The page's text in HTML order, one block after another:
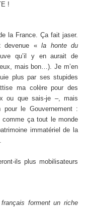
!
la France. Ça fait jaser.
devenue «la honte du
qu’il y en aurait de
mais bon…). Je m’en
plus par ses stupides
ma colère pour des
ou que sais-je –, mais
le Gouvernement :
comme ça tout le monde
immatériel de la
ils plus mobilisateurs
forment un riche